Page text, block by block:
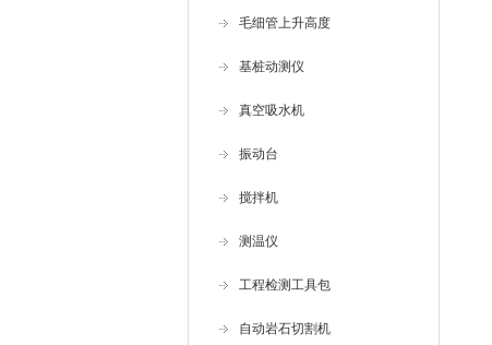
毛细管上升高度
基桩动测仪
真空吸水机
振动台
搅拌机
测温仪
工程检测工具包
自动岩石切割机